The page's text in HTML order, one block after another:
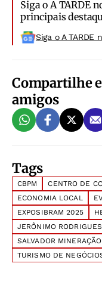
Siga o A TARDE
principais
Siga o A TARDE
Compartilhe
amigos
Tags
CBPM
CENTRO DE
ECONOMIA LOCAL
EXPOSIBRAM 2025
JERÔNIMO RODRIGUES
SALVADOR MINERAÇÃO
TURISMO DE